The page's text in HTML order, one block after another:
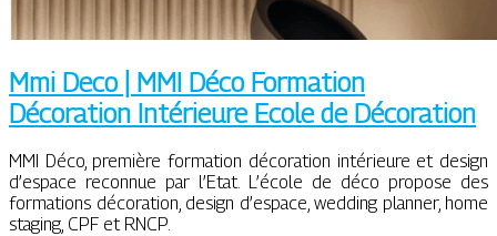
Mmi Deco | MMI Déco Formation
Décoration Intérieure Ecole de Décoration
MMI Déco, première formation décoration intérieure et design
d’espace reconnue par l’Etat. L’école de déco propose des
formations décoration, design d’espace, wedding planner, home
staging, CPF et RNCP.